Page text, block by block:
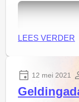
Met alle
om te vergeten
LEES VERDER
12 mei 2021